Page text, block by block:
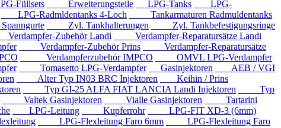
Füllsets Erweiterungsteile LPG-Tanks
LPG-
LPG-Radmldentanks 4-Loch
Tankarmaturen Radmuldentanks
Zyl. Tankhalterungen
Zyl. Tankbefestigungsringe
Zubehör Landi
Verdampfer-Reparatursätze Landi
Verdampfer-Zubehör Prins
Verdampfer-Reparatursätze
Verdampferzubehör IMPCO
OMVL LPG-Verdampfer
Tomasetto LPG-Verdampfer Gasinjektoren
AEB / VGI
Alter Typ IN03 BRC Injektoren
Keihin / Prins
Typ GI-25 ALFA FIAT LANCIA Landi Injektoren
Typ
Valtek Gasinjektoren Vialle Gasinjektoren
Tartarini
LPG-Leitung Kupferrohr
LPG-FIT XD-3 (6mm)
LPG-Flexleitung Faro 6mm
LPG-Flexleitung Faro